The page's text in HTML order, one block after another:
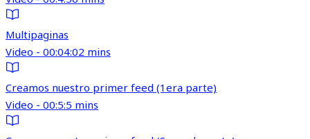
Multipaginas
Video - 00:04:02 mins
Creamos nuestro primer feed (1era parte)
Video - 00:5:5 mins